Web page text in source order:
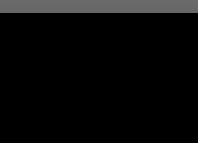
de qualité